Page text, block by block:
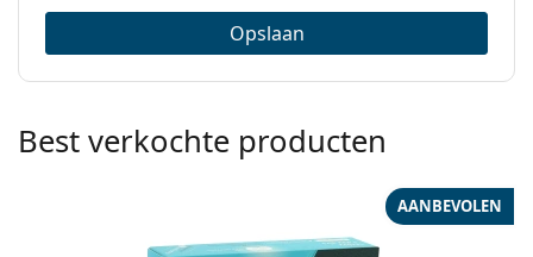
Opslaan
Best verkochte producten
AANBEVOLEN